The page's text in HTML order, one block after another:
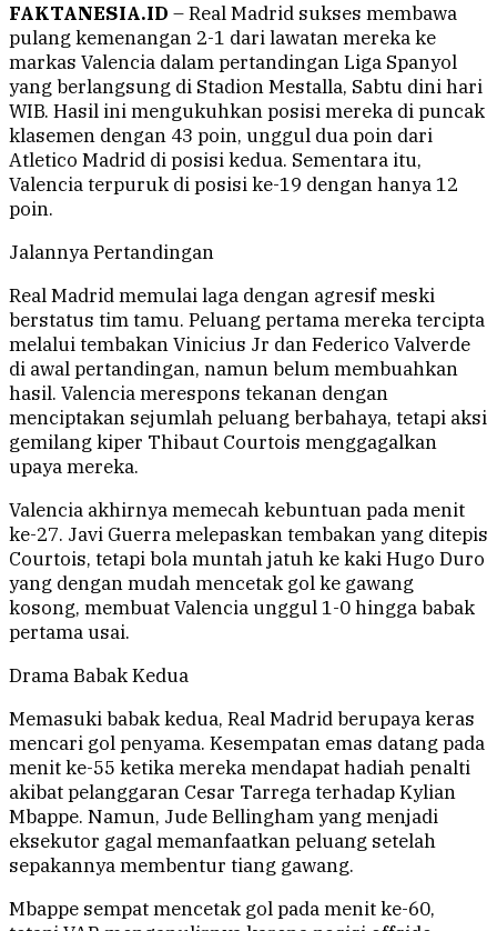
FAKTANESIA.ID – Real Madrid sukses membawa
pulang kemenangan 2-1 dari lawatan mereka ke
markas Valencia dalam pertandingan Liga Spanyol
yang berlangsung di Stadion Mestalla, Sabtu dini hari
WIB. Hasil ini mengukuhkan posisi mereka di puncak
klasemen dengan 43 poin, unggul dua poin dari
Atletico Madrid di posisi kedua. Sementara itu,
Valencia terpuruk di posisi ke-19 dengan hanya 12
poin.
Jalannya Pertandingan
Real Madrid memulai laga dengan agresif meski
berstatus tim tamu. Peluang pertama mereka tercipta
melalui tembakan Vinicius Jr dan Federico Valverde
di awal pertandingan, namun belum membuahkan
hasil. Valencia merespons tekanan dengan
menciptakan sejumlah peluang berbahaya, tetapi aksi
gemilang kiper Thibaut Courtois menggagalkan
upaya mereka.
Valencia akhirnya memecah kebuntuan pada menit
ke-27. Javi Guerra melepaskan tembakan yang ditepis
Courtois, tetapi bola muntah jatuh ke kaki Hugo Duro
yang dengan mudah mencetak gol ke gawang
kosong, membuat Valencia unggul 1-0 hingga babak
pertama usai.
Drama Babak Kedua
Memasuki babak kedua, Real Madrid berupaya keras
mencari gol penyama. Kesempatan emas datang pada
menit ke-55 ketika mereka mendapat hadiah penalti
akibat pelanggaran Cesar Tarrega terhadap Kylian
Mbappe. Namun, Jude Bellingham yang menjadi
eksekutor gagal memanfaatkan peluang setelah
sepakannya membentur tiang gawang.
Mbappe sempat mencetak gol pada menit ke-60,